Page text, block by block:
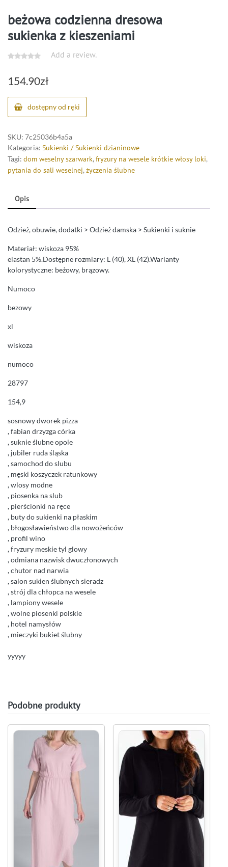
beżowa codzienna dresowa
sukienka z kieszeniami
Add a review.
154.90zł
dostępny od ręki
SKU: 7c25036b4a5a
Kategoria: Sukienki / Sukienki dzianinowe
Tagi: dom weselny szarwark, fryzury na wesele krótkie włosy loki,
pytania do sali weselnej, życzenia ślubne
Opis
Odzież, obuwie, dodatki > Odzież damska > Sukienki i suknie
Materiał: wiskoza 95%
elastan 5%.Dostępne rozmiary: L (40), XL (42).Warianty
kolorystyczne: beżowy, brązowy.
Numoco
bezowy
xl
wiskoza
numoco
28797
154,9
sosnowy dworek pizza
, fabian drzyzga córka
, suknie ślubne opole
, jubiler ruda śląska
, samochod do slubu
, męski koszyczek ratunkowy
, wlosy modne
, piosenka na slub
, pierścionki na ręce
, buty do sukienki na płaskim
, błogosławieństwo dla nowożeńców
, profil wino
, fryzury meskie tyl glowy
, odmiana nazwisk dwuczłonowych
, chutor nad narwia
, salon sukien ślubnych sieradz
, strój dla chłopca na wesele
, lampiony wesele
, wolne piosenki polskie
, hotel namysłów
, mieczyki bukiet ślubny
yyyyy
Podobne produkty